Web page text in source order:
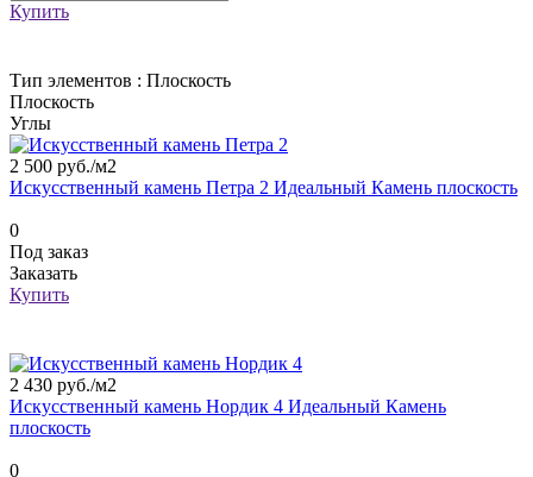
Купить
Тип элементов : Плоскость
Плоскость
Углы
2 500 руб./м2
Искусственный камень Петра 2 Идеальный Камень плоскость
0
Под заказ
Заказать
Купить
2 430 руб./м2
Искусственный камень Нордик 4 Идеальный Камень
плоскость
0